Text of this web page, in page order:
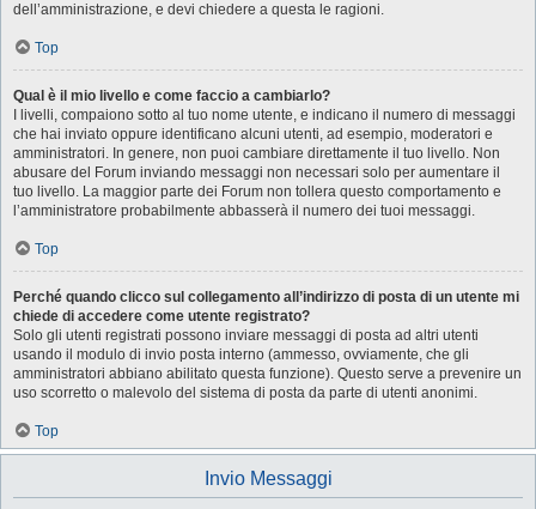
dell’amministrazione, e devi chiedere a questa le ragioni.
Top
Qual è il mio livello e come faccio a cambiarlo?
I livelli, compaiono sotto al tuo nome utente, e indicano il numero di messaggi
che hai inviato oppure identificano alcuni utenti, ad esempio, moderatori e
amministratori. In genere, non puoi cambiare direttamente il tuo livello. Non
abusare del Forum inviando messaggi non necessari solo per aumentare il
tuo livello. La maggior parte dei Forum non tollera questo comportamento e
l’amministratore probabilmente abbasserà il numero dei tuoi messaggi.
Top
Perché quando clicco sul collegamento all’indirizzo di posta di un utente mi
chiede di accedere come utente registrato?
Solo gli utenti registrati possono inviare messaggi di posta ad altri utenti
usando il modulo di invio posta interno (ammesso, ovviamente, che gli
amministratori abbiano abilitato questa funzione). Questo serve a prevenire un
uso scorretto o malevolo del sistema di posta da parte di utenti anonimi.
Top
Invio Messaggi